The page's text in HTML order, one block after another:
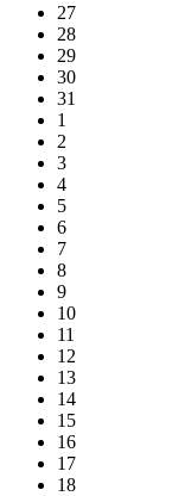
27
28
29
30
31
1
2
3
4
5
6
7
8
9
10
11
12
13
14
15
16
17
18